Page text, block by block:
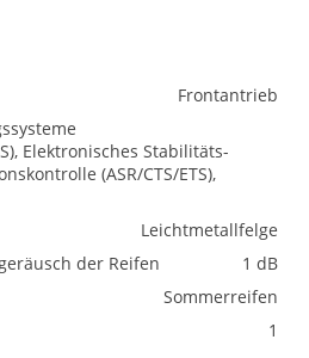
Frontantrieb
Elektronisches Stabilitäts-
(ASR/CTS/ETS),
Leichtmetallfelge
der Reifen
1 dB
Sommerreifen
1